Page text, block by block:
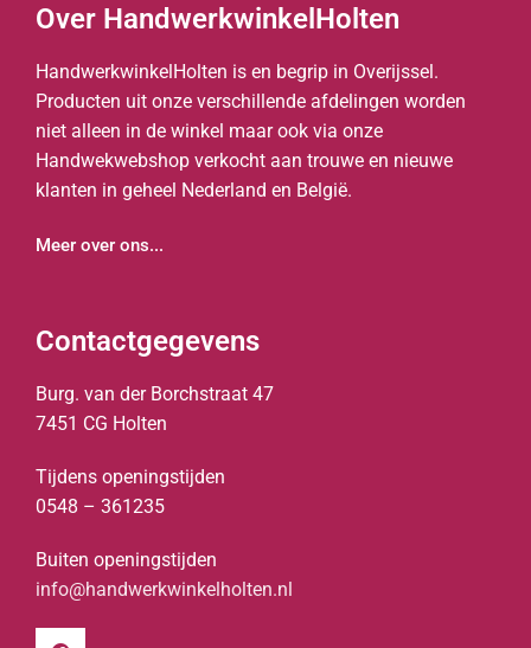
Over HandwerkwinkelHolten
HandwerkwinkelHolten is en begrip in Overijssel.
Producten uit onze verschillende afdelingen worden
niet alleen in de winkel maar ook via onze
Handwekwebshop verkocht aan trouwe en nieuwe
klanten in geheel Nederland en België.
Meer over ons...
Contactgegevens
Burg. van der Borchstraat 47
7451 CG Holten
Tijdens openingstijden
0548 – 361235
Buiten openingstijden
info@handwerkwinkelholten.nl